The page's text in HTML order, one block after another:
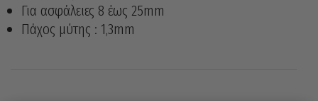
Για ασφάλειες 8 έως 25mm
Πάχος μύτης : 1,3mm